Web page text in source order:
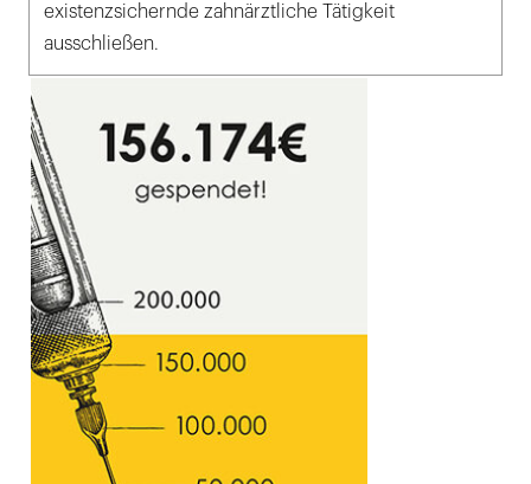
existenzsichernde zahnärztliche Tätigkeit
ausschließen.